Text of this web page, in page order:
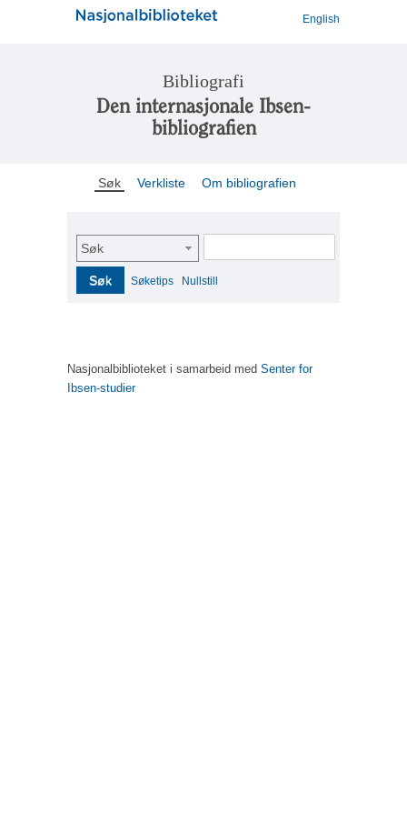
English
Bibliografi
Den internasjonale Ibsen-
bibliografien
Søk Verkliste Om bibliografien
Søk
Søk Søketips Nullstill
Nasjonalbiblioteket i samarbeid med Senter for
Ibsen-studier